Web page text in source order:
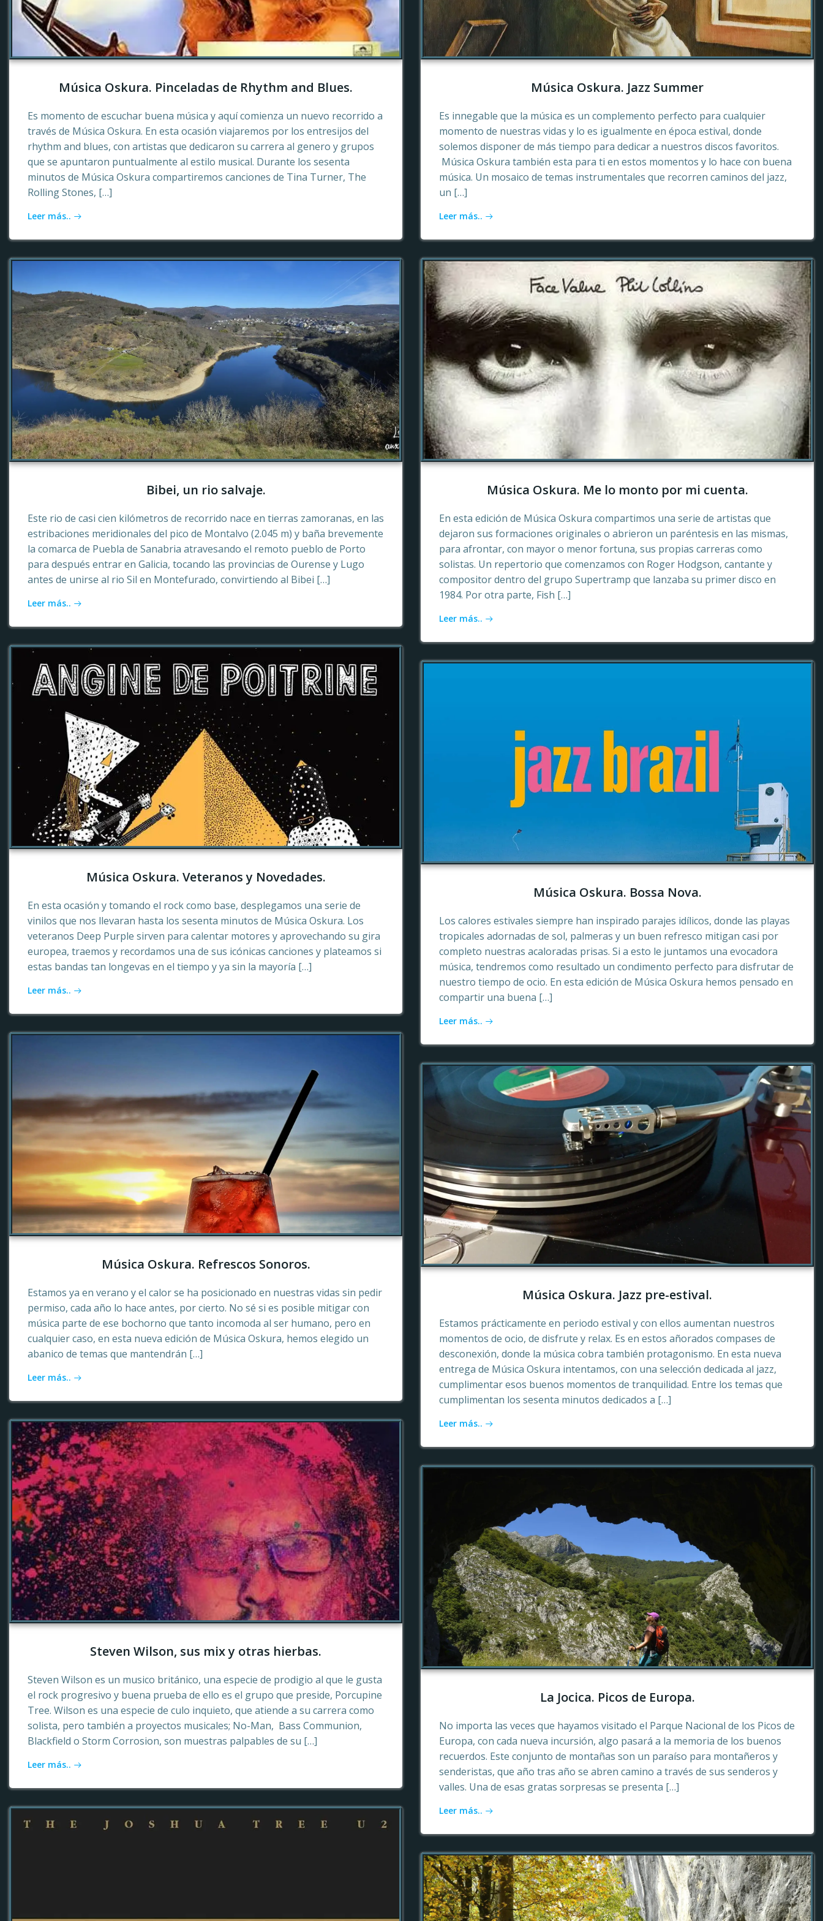
Música Oskura. Pinceladas de Rhythm and Blues.
Es momento de escuchar buena música y aquí comienza un nuevo recorrido a
través de Música Oskura. En esta ocasión viajaremos por los entresijos del
rhythm and blues, con artistas que dedicaron su carrera al genero y grupos
que se apuntaron puntualmente al estilo musical. Durante los sesenta
minutos de Música Oskura compartiremos canciones de Tina Turner, The
Rolling Stones, […]
Leer más..
Música Oskura. Jazz Summer
Es innegable que la música es un complemento perfecto para cualquier
momento de nuestras vidas y lo es igualmente en época estival, donde
solemos disponer de más tiempo para dedicar a nuestros discos favoritos.
Música Oskura también esta para ti en estos momentos y lo hace con buena
música. Un mosaico de temas instrumentales que recorren caminos del jazz,
un […]
Leer más..
Bibei, un rio salvaje.
Este rio de casi cien kilómetros de recorrido nace en tierras zamoranas, en las
estribaciones meridionales del pico de Montalvo (2.045 m) y baña brevemente
la comarca de Puebla de Sanabria atravesando el remoto pueblo de Porto
para después entrar en Galicia, tocando las provincias de Ourense y Lugo
antes de unirse al rio Sil en Montefurado, convirtiendo al Bibei […]
Leer más..
Música Oskura. Me lo monto por mi cuenta.
En esta edición de Música Oskura compartimos una serie de artistas que
dejaron sus formaciones originales o abrieron un paréntesis en las mismas,
para afrontar, con mayor o menor fortuna, sus propias carreras como
solistas. Un repertorio que comenzamos con Roger Hodgson, cantante y
compositor dentro del grupo Supertramp que lanzaba su primer disco en
1984. Por otra parte, Fish […]
Leer más..
Música Oskura. Veteranos y Novedades.
En esta ocasión y tomando el rock como base, desplegamos una serie de
vinilos que nos llevaran hasta los sesenta minutos de Música Oskura. Los
veteranos Deep Purple sirven para calentar motores y aprovechando su gira
europea, traemos y recordamos una de sus icónicas canciones y plateamos si
estas bandas tan longevas en el tiempo y ya sin la mayoría […]
Leer más..
Música Oskura. Bossa Nova.
Los calores estivales siempre han inspirado parajes idílicos, donde las playas
tropicales adornadas de sol, palmeras y un buen refresco mitigan casi por
completo nuestras acaloradas prisas. Si a esto le juntamos una evocadora
música, tendremos como resultado un condimento perfecto para disfrutar de
nuestro tiempo de ocio. En esta edición de Música Oskura hemos pensado en
compartir una buena […]
Leer más..
Música Oskura. Refrescos Sonoros.
Estamos ya en verano y el calor se ha posicionado en nuestras vidas sin pedir
permiso, cada año lo hace antes, por cierto. No sé si es posible mitigar con
música parte de ese bochorno que tanto incomoda al ser humano, pero en
cualquier caso, en esta nueva edición de Música Oskura, hemos elegido un
abanico de temas que mantendrán […]
Leer más..
Música Oskura. Jazz pre-estival.
Estamos prácticamente en periodo estival y con ellos aumentan nuestros
momentos de ocio, de disfrute y relax. Es en estos añorados compases de
desconexión, donde la música cobra también protagonismo. En esta nueva
entrega de Música Oskura intentamos, con una selección dedicada al jazz,
cumplimentar esos buenos momentos de tranquilidad. Entre los temas que
cumplimentan los sesenta minutos dedicados a […]
Leer más..
Steven Wilson, sus mix y otras hierbas.
Steven Wilson es un musico británico, una especie de prodigio al que le gusta
el rock progresivo y buena prueba de ello es el grupo que preside, Porcupine
Tree. Wilson es una especie de culo inquieto, que atiende a su carrera como
solista, pero también a proyectos musicales; No-Man, Bass Communion,
Blackfield o Storm Corrosion, son muestras palpables de su […]
Leer más..
La Jocica. Picos de Europa.
No importa las veces que hayamos visitado el Parque Nacional de los Picos de
Europa, con cada nueva incursión, algo pasará a la memoria de los buenos
recuerdos. Este conjunto de montañas son un paraíso para montañeros y
senderistas, que año tras año se abren camino a través de sus senderos y
valles. Una de esas gratas sorpresas se presenta […]
Leer más..